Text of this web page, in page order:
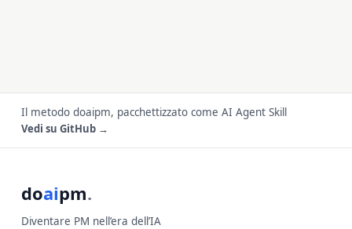
Il metodo doaipm, pacchettizzato come AI Agent Skill
Vedi su GitHub →
doaipm.
Diventare PM nell’era dell’IA